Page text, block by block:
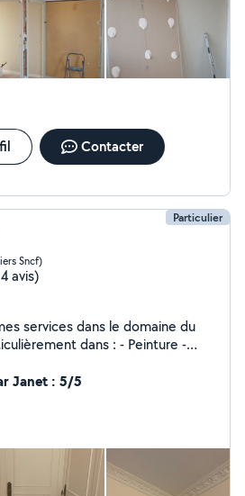
Contacter
Particulier
Sncf)
avis)
services dans le domaine du
dans : - Peinture -
- Pose de Parquet Massif et
noterez que je m'engage dans ce
Janet : 5/5